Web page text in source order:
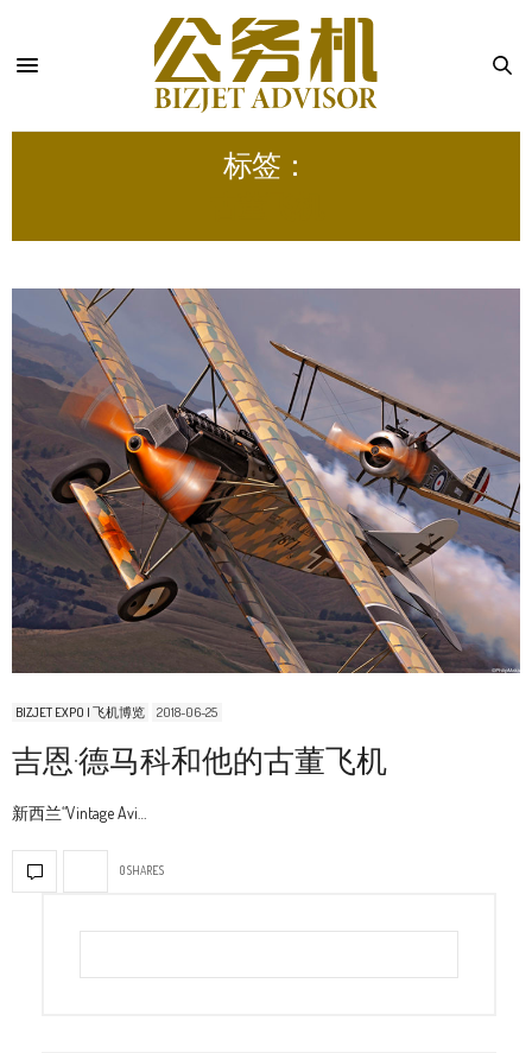
标签：
BIZJET EXPO | 飞机博览 2018-06-25
吉恩·德马科和他的古董飞机
新西兰“Vintage Avi…
0 SHARES